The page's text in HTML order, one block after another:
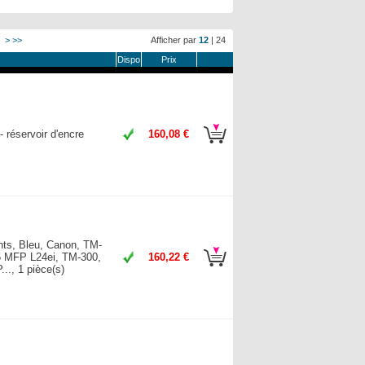
Afficher par 12 | 24
> >>
Dispo
Prix
réservoir d'encre 160,08 €
Bleu, Canon, TM-
L24ei, TM-300,
1 pièce(s)
160,22 €